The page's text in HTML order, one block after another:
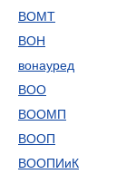
ВОМТ
ВОН
вонауред
ВОО
ВООМП
ВООП
ВООПИиК